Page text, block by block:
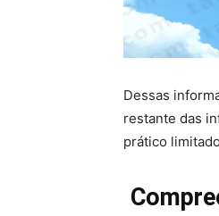
Dessas
restante das
prático